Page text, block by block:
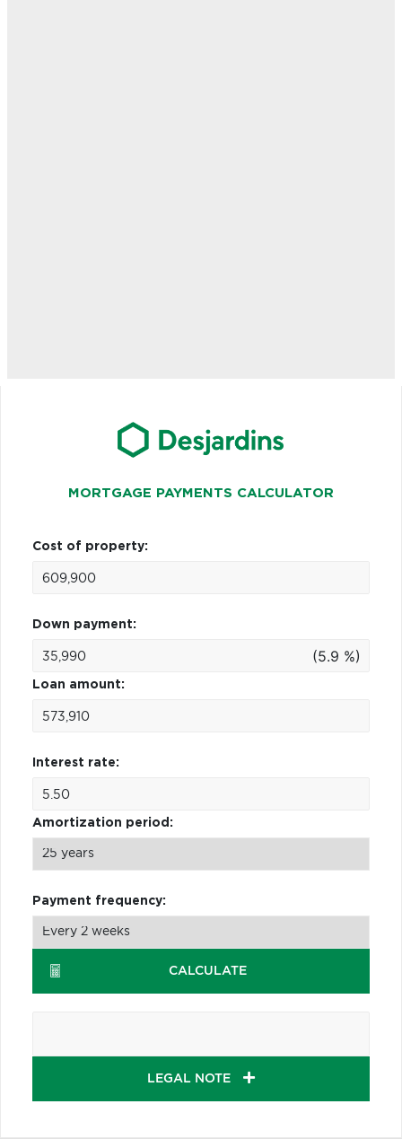
MORTGAGE PAYMENTS CALCULATOR
Cost of property:
Down payment:
(5.9 %)
Loan amount:
Interest rate:
Amortization period:
Payment frequency:
CALCULATE
LEGAL NOTE